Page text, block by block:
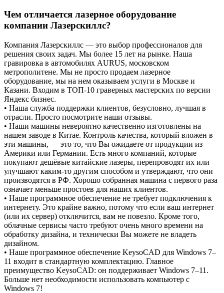
Чем отличается лазерное оборудование
компании Лазерскиллс?
Компания Лазерскиллс — это выбор профессионалов для
решения своих задач. Мы более 15 лет на рынке. Наша
гравировка в автомобилях AURUS, московском
метрополитене. Мы не просто продаем лазерное
оборудование, мы на нем оказываем услуги в Москве и
Казани. Входим в ТОП-10 граверных мастерских по версии
Яндекс бизнес.
• Наша служба поддержки клиентов, безусловно, лучшая в
отрасли. Просто посмотрите наши отзывы.
• Наши машины невероятно качественно изготовлены на
нашем заводе в Китае. Контроль качества, который вложен в
эти машины, — это то, что Вы ожидаете от продукции из
Америки или Германии. Есть много компаний, которые
покупают дешёвые китайские лазеры, перепроводят их или
улучшают каким-то другим способом и утверждают, что они
производятся в РФ. Хорошо собранная машина с первого раза
означает меньше простоев для наших клиентов.
• Наше программное обеспечение не требует подключения к
интернету. Это крайне важно, потому что если ваш интернет
(или их сервер) отключится, вам не повезло. Кроме того,
облачные сервисы часто требуют очень много времени на
обработку дизайна, и технически Вы можете не владеть
дизайном.
• Наше программное обеспечение KeysoCAD для Windows 7–
11 входит в стандартную комплектацию. Главное
преимущество KeysoCAD: он поддерживает Windows 7–11.
Больше нет необходимости использовать компьютер с
Windows 7!